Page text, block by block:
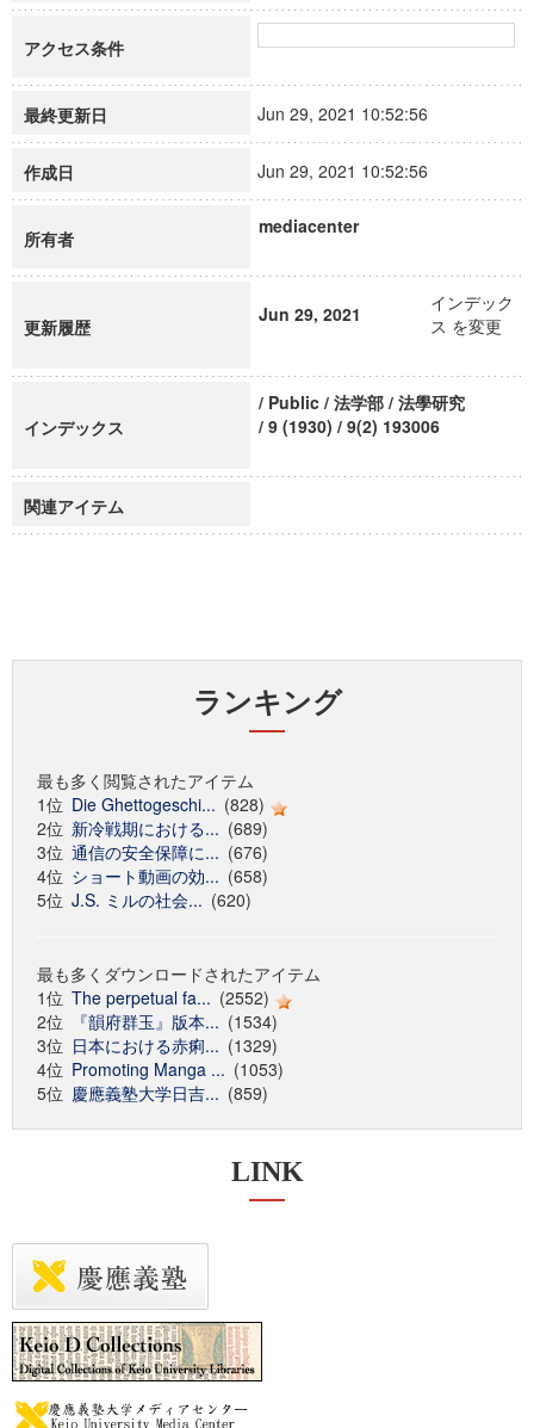
アクセス条件
最終更新日 Jun 29, 2021 10:52:56
作成日 Jun 29, 2021 10:52:56
所有者
mediacenter
更新履歴
Jun 29, 2021
インデック
ス を変更
インデックス
/ Public / 法学部 / 法學研究
/ 9 (1930) / 9(2) 193006
関連アイテム
ランキング
最も多く閲覧されたアイテム
1位 Die Ghettogeschi... (828)
2位 新冷戦期における... (689)
3位 通信の安全保障に... (676)
4位 ショート動画の効... (658)
5位 J.S. ミルの社会... (620)
最も多くダウンロードされたアイテム
1位 The perpetual fa... (2552)
2位
『韻府群玉』版本... (1534)
3位 日本における赤痢... (1329)
4位 Promoting Manga ... (1053)
5位 慶應義塾大学日吉... (859)
LINK